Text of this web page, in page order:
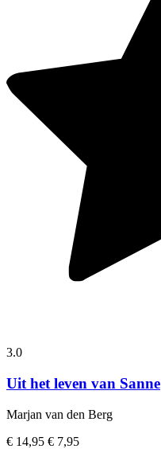
3.0
Uit het leven van Sanne
Marjan van den Berg
€ 14,95 € 7,95